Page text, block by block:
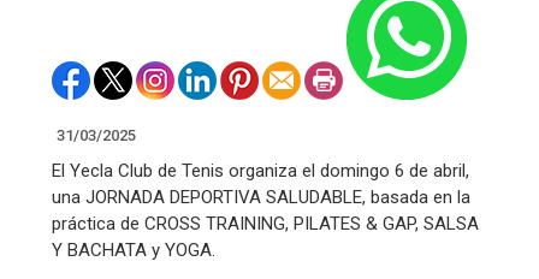
31/03/2025
El Yecla Club de Tenis organiza el domingo 6 de abril,
una JORNADA DEPORTIVA SALUDABLE, basada en la
práctica de CROSS TRAINING, PILATES & GAP, SALSA
Y BACHATA y YOGA.